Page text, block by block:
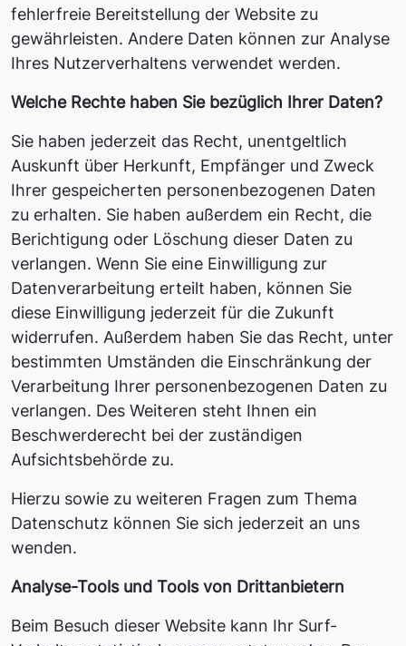
fehlerfreie Bereitstellung der Website zu
gewährleisten. Andere Daten können zur Analyse
Ihres Nutzerverhaltens verwendet werden.
Welche Rechte haben Sie bezüglich Ihrer Daten?
Sie haben jederzeit das Recht, unentgeltlich
Auskunft über Herkunft, Empfänger und Zweck
Ihrer gespeicherten personenbezogenen Daten
zu erhalten. Sie haben außerdem ein Recht, die
Berichtigung oder Löschung dieser Daten zu
verlangen. Wenn Sie eine Einwilligung zur
Datenverarbeitung erteilt haben, können Sie
diese Einwilligung jederzeit für die Zukunft
widerrufen. Außerdem haben Sie das Recht, unter
bestimmten Umständen die Einschränkung der
Verarbeitung Ihrer personenbezogenen Daten zu
verlangen. Des Weiteren steht Ihnen ein
Beschwerderecht bei der zuständigen
Aufsichtsbehörde zu.
Hierzu sowie zu weiteren Fragen zum Thema
Datenschutz können Sie sich jederzeit an uns
wenden.
Analyse-Tools und Tools von Dritt­anbietern
Beim Besuch dieser Website kann Ihr Surf-